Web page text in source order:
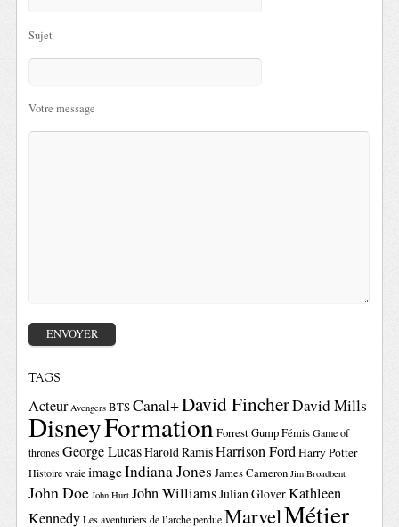
Sujet
Votre message
TAGS
Acteur Avengers BTSCanal+David FincherDavid Mills
DisneyFormationForrest GumpFémis Game of
thrones George LucasHarold RamisHarrison FordHarry Potter
Histoire vraie imageIndiana Jones James Cameron Jim Broadbent
John Doe John Hurt John WilliamsJulian GloverKathleen
Kennedy Les aventuriers de l’arche perdue MarvelMétier